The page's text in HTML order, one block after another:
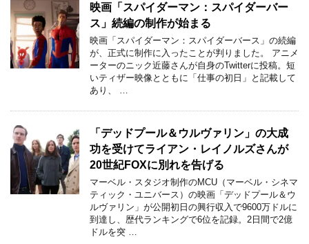
映画「スパイダーマン：スパイダーバー
ス」続編の制作が始まる
映画「スパイダーマン：スパイダーバース」の続編
が、正式に制作に入ったことが判りました。 アニメ
ーターのニック近藤さんが自身のTwitterに投稿。短
いティザー映像とともに「仕事の初日」と記載して
あり、 …
「デッドプール＆ウルヴァリン」の大成
功を受けてライアン・レイノルズさんが
20世紀FOXに別れを告げる
マーベル・スタジオ制作のMCU（マーベル・シネマ
ティック・ユニバース）の映画「デッドプール＆ウ
ルヴァリン」が公開初日の興行収入で9600万ドルに
到達し、歴代ランキングで6位を記録。2日間で2億
ドルを突 …